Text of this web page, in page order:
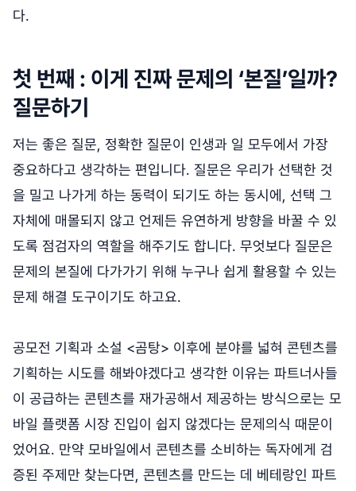
다.
첫 번째 : 이게 진짜 문제의 ‘본질’일까?
질문하기
저는 좋은 질문, 정확한 질문이 인생과 일 모두에서 가장
중요하다고 생각하는 편입니다. 질문은 우리가 선택한 것
을 밀고 나가게 하는 동력이 되기도 하는 동시에, 선택 그
자체에 매몰되지 않고 언제든 유연하게 방향을 바꿀 수 있
도록 점검자의 역할을 해주기도 합니다. 무엇보다 질문은
문제의 본질에 다가가기 위해 누구나 쉽게 활용할 수 있는
문제 해결 도구이기도 하고요.
공모전 기획과 소설 <곰탕> 이후에 분야를 넓혀 콘텐츠를
기획하는 시도를 해봐야겠다고 생각한 이유는 파트너사들
이 공급하는 콘텐츠를 재가공해서 제공하는 방식으로는 모
바일 플랫폼 시장 진입이 쉽지 않겠다는 문제의식 때문이
었어요. 만약 모바일에서 콘텐츠를 소비하는 독자에게 검
증된 주제만 찾는다면, 콘텐츠를 만드는 데 베테랑인 파트